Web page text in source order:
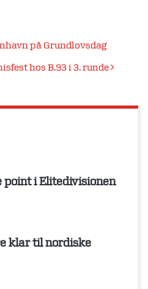
på Grundlovsdag
hos B.93 i 3. runde
point i Elitedivisionen
klar til nordiske